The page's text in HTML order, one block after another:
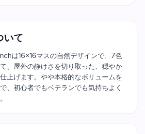
いて
は16×16マスの自然デザインで、7色
、屋外の静けさを切り取った、穏やか
上げます。やや本格的なボリュームを
、初心者でもベテランでも気持ちよく